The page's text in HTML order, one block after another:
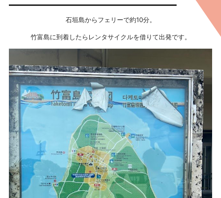
石垣島からフェリーで約10分。
竹富島に到着したらレンタサイクルを借りて出発です。